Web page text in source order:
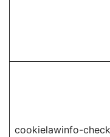
cookielawinfo-